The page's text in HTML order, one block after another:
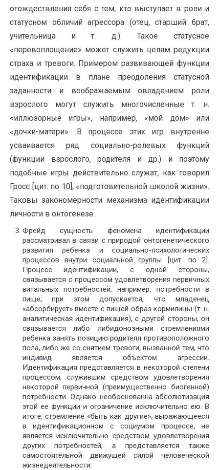
отождествления себя с тем, кто выступает в роли и
статусном обличий агрессора (отец, старший брат,
учительница и т. д.). Такое статусное
«перевоплощение» может служить целям редукции
страха и тревоги. Примером развивающей функции
идентификации в плане преодоления статусной
заданности и воображаемым овладением роли
взрослого могут служить многочисленные т. н.
«иллюзорные игры», например, «мой дом» или
«дочки-матери». В процессе этих игр внутренне
усваивается ряд социально-ролевых функций
(функции взрослого, родителя и др.) и поэтому
подобные игры действительно служат, как говорил
Гросс [цит. по 10], «подготовительной школой жизни».
Таковы закономерности механизма идентификации
личности в онтогенезе.
Фрейд сущность феномена идентификации
рассматривал в связи с природой онтогенетического
развития ребенка и социально-психологических
процессов внутри социальной группы [цит. по 2].
Процесс идентификации, с одной стороны,
связывается с процессом удовлетворения первичных
витальных потребностей, например, потребности в
пище, при этом допускается, что младенец
«абсорбирует» вместе с пищей образ кормилицы (т. н.
аналитическая идентификация), с другой стороны, он
связывается либо либидонозными стремлениями
ребенка занять позицию родителя противоположного
пола, либо же со снятием тревоги, вызванной тем, что
индивид является объектом агрессии.
Идентификация представляется в некоторой степени
процессом, служившим средством удовлетворения
некоторой первичной (преимущественно биогенной)
потребности. Однако необоснованна абсолютизация
этой ее функции и ограничение исключительно ею. В
итоге, стремление «быть как другие», выражающееся
в идентификационном с социумом процессе, не
является исключительно средством удовлетворения
других потребностей, а представляется также
самостоятельной движущей силой человеческой
жизнедеятельности.